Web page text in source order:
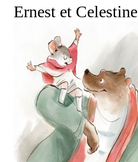
Ernest et Celestine